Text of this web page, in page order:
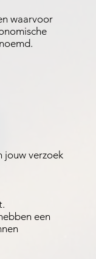
waarvoor
jouw verzoek
een